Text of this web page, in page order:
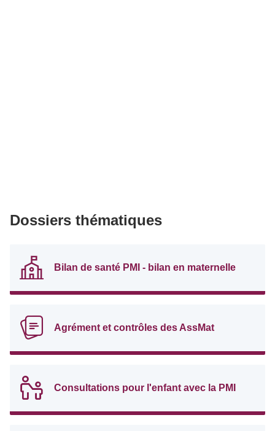
Dossiers thématiques
Bilan de santé PMI - bilan en maternelle
Agrément et contrôles des AssMat
Consultations pour l'enfant avec la PMI